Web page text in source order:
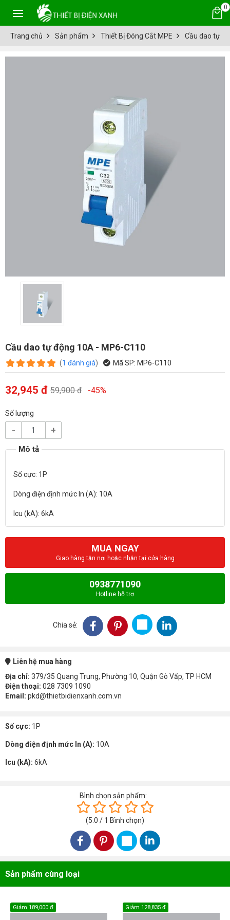
0
Trang chủ Sản phẩm Thiết Bị Đóng Cắt MPE Cầu dao tự
Cầu dao tự động 10A - MP6-C110
(1 đánh giá) Mã SP: MP6-C110
32,945 đ 59,900 đ -45%
Số lượng
- +
Số cực: 1P
Dòng điện định mức In (A): 10A
MUA NGAY
Giao hàng tận nơi hoặc nhận tại cửa hàng
0938771090
Hotline hỗ trợ
Chia sẻ:
Liên hệ mua hàng
Địa chỉ: 379/35 Quang Trung, Phường 10, Quận Gò Vấp, TP HCM
Điện thoại: 028 7309 1090
Email: pkd@thietbidienxanh.com.vn
Số cực: 1P
Dòng điện định mức In (A): 10A
Icu (kA): 6kA
Bình chọn sản phẩm:
(5.0 / 1 Bình chọn)
Sản phẩm cùng loại
Giảm 189,000 đ Giảm 128,835 đ